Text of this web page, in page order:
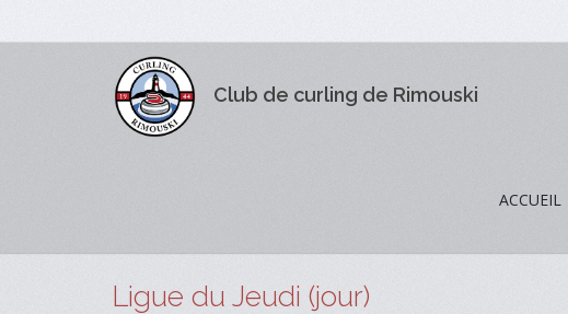
Club de curling de Rimouski
ACCUEIL
Ligue du Jeudi (jour)